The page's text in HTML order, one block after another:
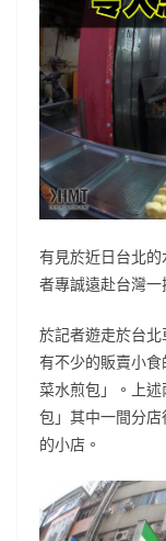
有見於近日台北
者專誠遠赴台灣一
於記者遊走於台
有不少的販賣小
菜水煎包」。上
包」其中一間分
的小店。